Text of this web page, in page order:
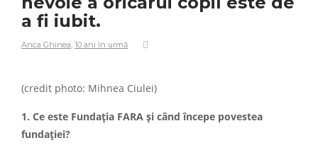
a fi iubit.
Anca Ghinea, 10 ani în urmă
(credit photo: Mihnea Ciulei)
1. Ce este Fundația FARA și când începe povestea
fundației?